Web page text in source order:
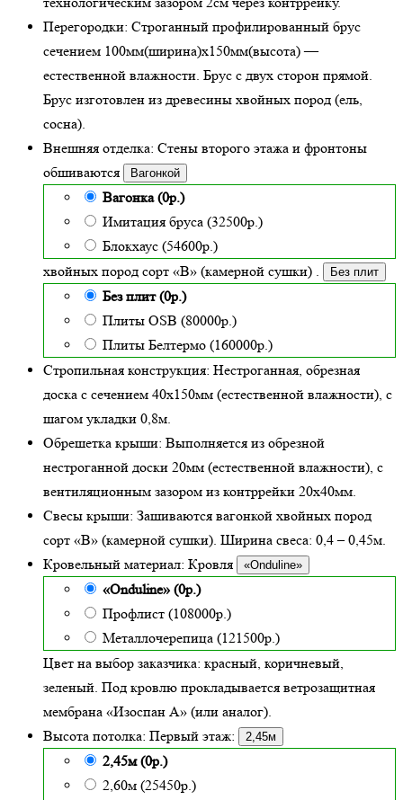
Перегородки: Строганный профилированный брус
сечением 100мм(ширина)x150мм(высота) —
естественной влажности. Брус с двух сторон прямой.
Брус изготовлен из древесины хвойных пород (ель,
сосна).
Внешняя отделка: Стены второго этажа и фронтоны
обшиваются
Вагонкой
Вагонка (0р.)
Имитация бруса (32500р.)
Блокхаус (54600р.)
хвойных пород сорт «В» (камерной сушки) . Без плит
Без плит (0р.)
Плиты OSB (80000р.)
Плиты Белтермо (160000р.)
Стропильная конструкция: Нестроганная, обрезная
доска с сечением 40х150мм (естественной влажности), с
шагом укладки 0,8м.
Обрешетка крыши: Выполняется из обрезной
нестроганной доски 20мм (естественной влажности), с
вентиляционным зазором из контррейки 20х40мм.
Свесы крыши: Зашиваются вагонкой хвойных пород
сорт «В» (камерной сушки). Ширина свеса: 0,4 – 0,45м.
Кровельный материал: Кровля «Onduline»
«Onduline» (0р.)
Профлист (108000р.)
Металлочерепица (121500р.)
Цвет на выбор заказчика: красный, коричневый,
зеленый. Под кровлю прокладывается ветрозащитная
мембрана «Изоспан А» (или аналог).
Высота потолка: Первый этаж: 2,45м
2,45м (0р.)
2,60м (25450р.)